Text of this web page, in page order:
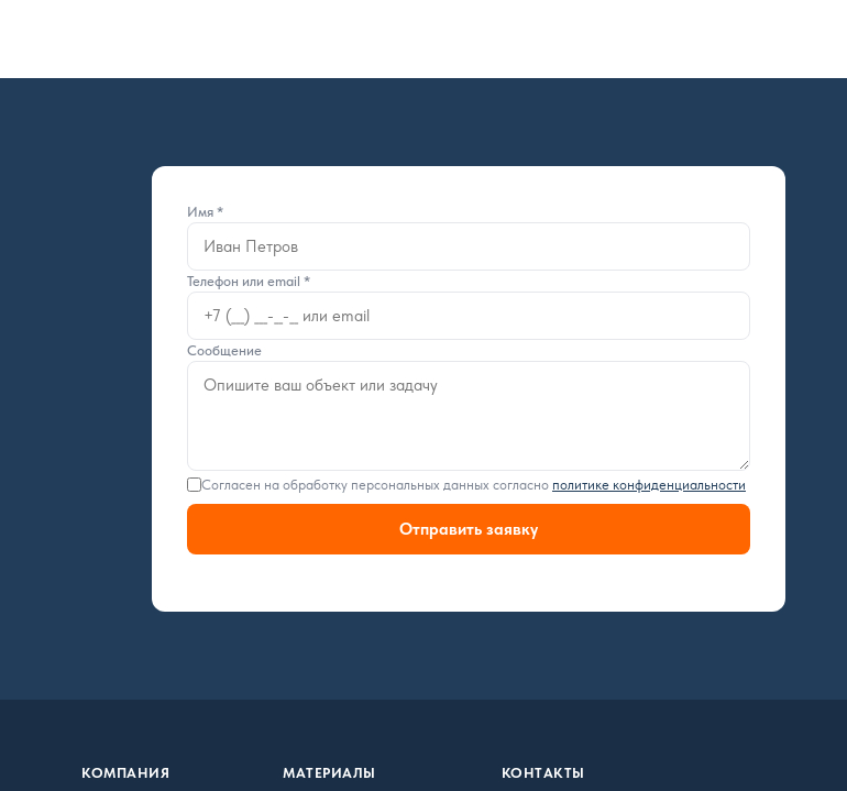
Имя *
Телефон или email *
Сообщение
Согласен на обработку персональных данных согласно политике конфиденциальности
Отправить заявку
КОМПАНИЯ МАТЕРИАЛЫ КОНТАКТЫ